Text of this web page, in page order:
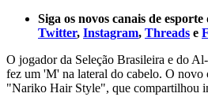
Siga os novos canais de
Twitter, Instagram, Threads e
O jogador da Seleção Brasileira e do
fez um 'M' na lateral do cabelo. O
"Nariko Hair Style", que compartilhou